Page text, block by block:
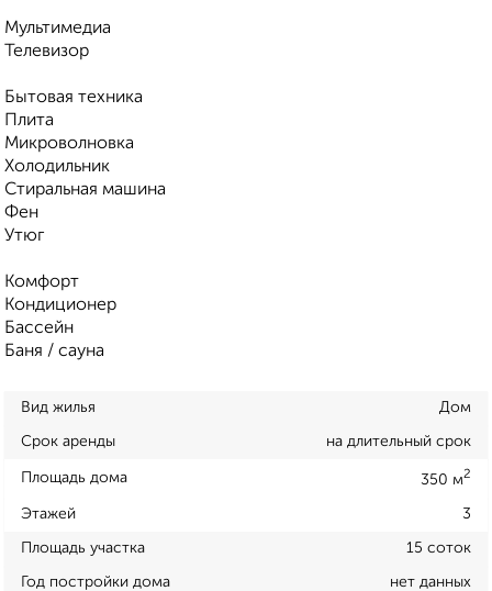
Мультимедиа
Телевизор
Бытовая техника
Плита
Микроволновка
Холодильник
Стиральная машина
Фен
Утюг
Комфорт
Кондиционер
Бассейн
Баня / сауна
Вид жилья Дом
Срок аренды на длительный срок
Площадь дома 350 м2
Этажей 3
Площадь участка 15 соток
Год постройки дома нет данных